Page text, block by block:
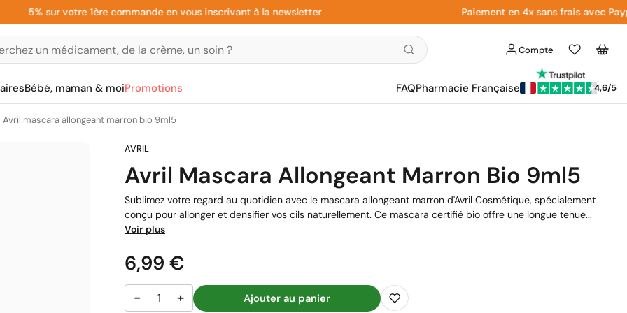
5% sur votre 1ère commande en vous inscrivant à la newsletter Paiement en 4x sans frais avec Paypal
Compte
Liste
d'envies
Panier
Bébé, maman & moiPromotions FAQPharmacie Française 4,6/5
Avril mascara allongeant marron bio 9ml5
Avril Mascara Allongeant Marron Bio 9ml5
Sublimez votre regard au quotidien avec le mascara allongeant marron d'Avril Cosmétique, spécialement
conçu pour allonger et densifier vos cils naturellement. Ce mascara certifié bio offre une longue tenue...
Voir plus
Prix
6,99 €
− + Ajouter au panier